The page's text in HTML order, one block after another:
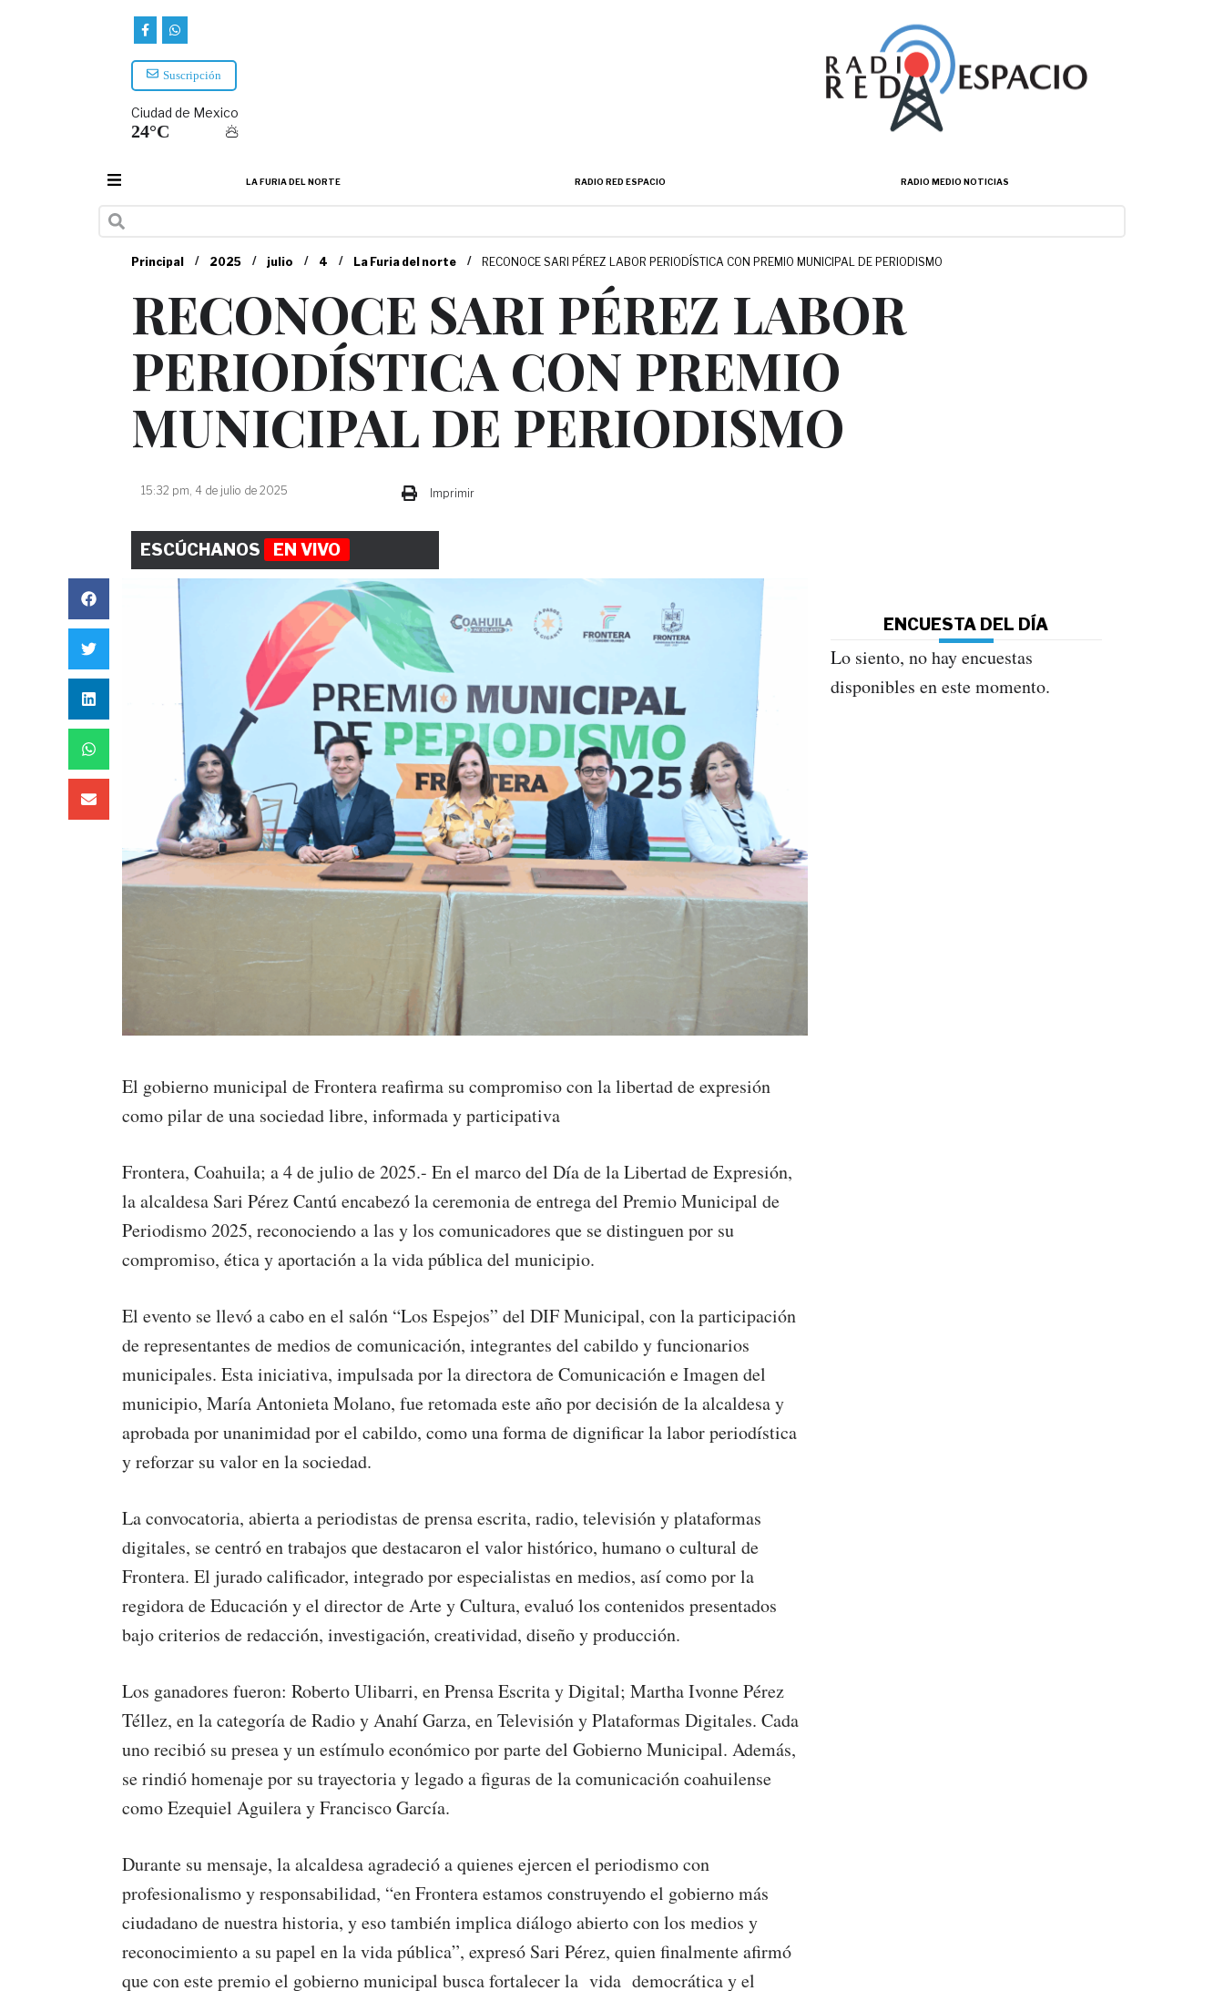
Suscripción
Ciudad de Mexico
24°C
LA FURIA DEL NORTE RADIO RED ESPACIO RADIO MEDIO NOTICIAS
Principal / 2025 / julio / 4 / La Furia del norte / RECONOCE SARI PÉREZ LABOR PERIODÍSTICA CON PREMIO MUNICIPAL DE PERIODISMO
RECONOCE SARI PÉREZ LABOR
PERIODÍSTICA CON PREMIO
MUNICIPAL DE PERIODISMO
15:32 pm, 4 de julio de 2025 Imprimir
ESCÚCHANOS EN VIVO
El gobierno municipal de Frontera reafirma su compromiso con la libertad de expresión
como pilar de una sociedad libre, informada y participativa
Frontera, Coahuila; a 4 de julio de 2025.- En el marco del Día de la Libertad de Expresión,
la alcaldesa Sari Pérez Cantú encabezó la ceremonia de entrega del Premio Municipal de
Periodismo 2025, reconociendo a las y los comunicadores que se distinguen por su
compromiso, ética y aportación a la vida pública del municipio.
El evento se llevó a cabo en el salón “Los Espejos” del DIF Municipal, con la participación
de representantes de medios de comunicación, integrantes del cabildo y funcionarios
municipales. Esta iniciativa, impulsada por la directora de Comunicación e Imagen del
municipio, María Antonieta Molano, fue retomada este año por decisión de la alcaldesa y
aprobada por unanimidad por el cabildo, como una forma de dignificar la labor periodística
y reforzar su valor en la sociedad.
La convocatoria, abierta a periodistas de prensa escrita, radio, televisión y plataformas
digitales, se centró en trabajos que destacaron el valor histórico, humano o cultural de
Frontera. El jurado calificador, integrado por especialistas en medios, así como por la
regidora de Educación y el director de Arte y Cultura, evaluó los contenidos presentados
bajo criterios de redacción, investigación, creatividad, diseño y producción.
Los ganadores fueron: Roberto Ulibarri, en Prensa Escrita y Digital; Martha Ivonne Pérez
Téllez, en la categoría de Radio y Anahí Garza, en Televisión y Plataformas Digitales. Cada
uno recibió su presea y un estímulo económico por parte del Gobierno Municipal. Además,
se rindió homenaje por su trayectoria y legado a figuras de la comunicación coahuilense
como Ezequiel Aguilera y Francisco García.
Durante su mensaje, la alcaldesa agradeció a quienes ejercen el periodismo con
profesionalismo y responsabilidad, “en Frontera estamos construyendo el gobierno más
ciudadano de nuestra historia, y eso también implica diálogo abierto con los medios y
reconocimiento a su papel en la vida pública”, expresó Sari Pérez, quien finalmente afirmó
que con este premio el gobierno municipal busca fortalecer la vida democrática y el
ENCUESTA DEL DÍA
Lo siento, no hay encuestas
disponibles en este momento.